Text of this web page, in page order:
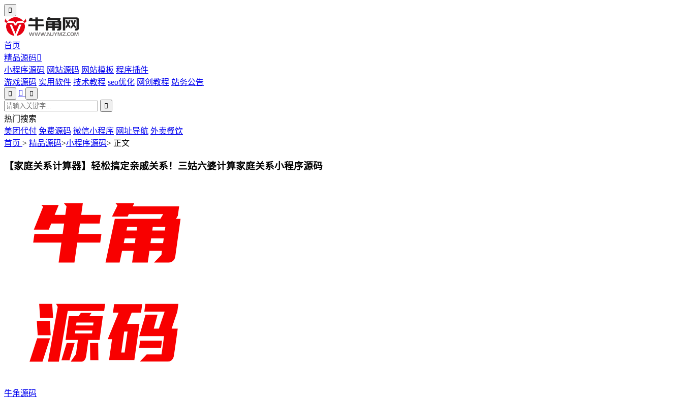
首页
精品源码
小程序源码 网站源码 网站模板 程序插件
游戏源码 实用软件 技术教程 seo优化 网创教程 站务公告
热门搜索
美团代付 免费源码 微信小程序 网址导航 外卖餐饮
首页 > 精品源码>小程序源码> 正文
【家庭关系计算器】轻松搞定亲戚关系！三姑六婆计算家庭关系小程序源码
牛角源码